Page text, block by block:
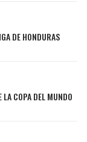
DE HONDURAS
COPA DEL MUNDO